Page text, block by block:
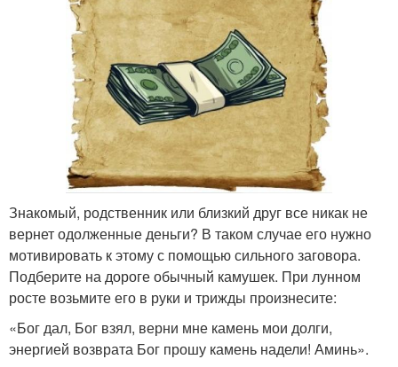
Знакомый, родственник или близкий друг все никак не
вернет одолженные деньги? В таком случае его нужно
мотивировать к этому с помощью сильного заговора.
Подберите на дороге обычный камушек. При лунном
росте возьмите его в руки и трижды произнесите:
«Бог дал, Бог взял, верни мне камень мои долги,
энергией возврата Бог прошу камень надели! Аминь».